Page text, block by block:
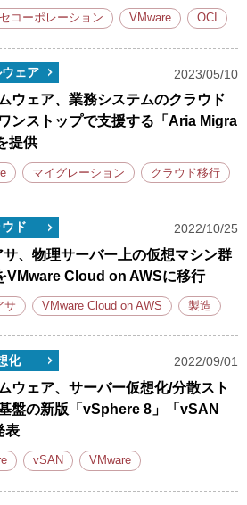
コーポレーション VMware OCI
ウェア 2023/05/10
ウェア、業務システムのクラウド
ンストップで支援する「Aria Migra
提供
マイグレーション クラウド移行
ド 2022/10/25
サ、物理サーバー上の仮想マシン群
VMware Cloud on AWSに移行
サ VMware Cloud on AWS 製造
化 2022/09/01
ウェア、サーバー仮想化/分散スト
盤の新版「vSphere 8」「vSAN
表
vSAN VMware